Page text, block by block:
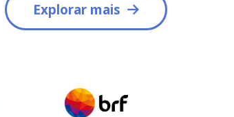
Explorar mais